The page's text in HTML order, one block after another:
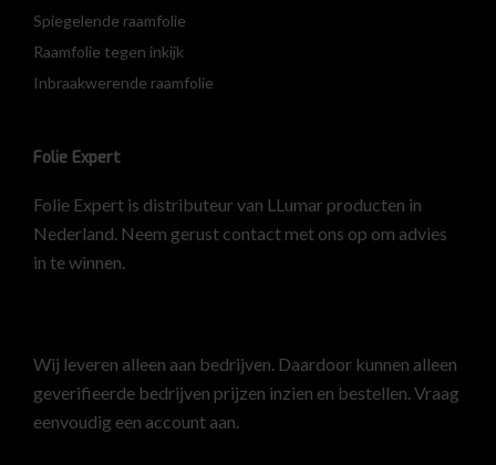
Spiegelende raamfolie
Raamfolie tegen inkijk
Inbraakwerende raamfolie
Folie Expert
Folie Expert is distributeur van LLumar producten in
Nederland. Neem gerust contact met ons op om advies
in te winnen.
Wij leveren alleen aan bedrijven. Daardoor kunnen alleen
geverifieerde bedrijven prijzen inzien en bestellen.Vraag
eenvoudig een account aan.